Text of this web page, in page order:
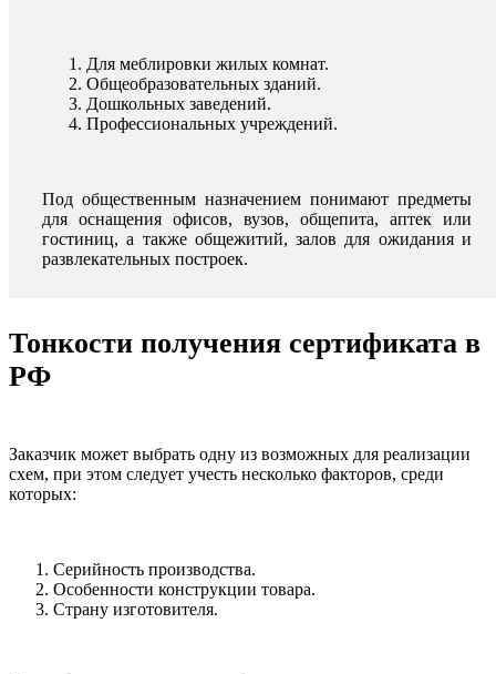
Для меблировки жилых комнат.
Общеобразовательных зданий.
Дошкольных заведений.
Профессиональных учреждений.
Под общественным назначением понимают предметы
для оснащения офисов, вузов, общепита, аптек или
гостиниц, а также общежитий, залов для ожидания и
развлекательных построек.
Тонкости получения сертификата в
РФ
Заказчик может выбрать одну из возможных для реализации
схем, при этом следует учесть несколько факторов, среди
которых:
Серийность производства.
Особенности конструкции товара.
Страну изготовителя.